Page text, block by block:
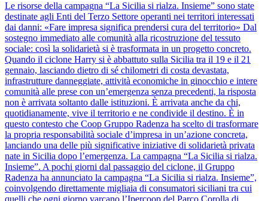
Le risorse della campagna “La Sicilia si rialza. Insieme” sono state
destinate agli Enti del Terzo Settore operanti nei territori interessati
dai danni: «Fare impresa significa prendersi cura del territorio» Dal
sostegno immediato alle comunità alla ricostruzione del tessuto
sociale: così la solidarietà si è trasformata in un progetto concreto.
Quando il ciclone Harry si è abbattuto sulla Sicilia tra il 19 e il 21
gennaio, lasciando dietro di sé chilometri di costa devastata,
infrastrutture danneggiate, attività economiche in ginocchio e intere
comunità alle prese con un’emergenza senza precedenti, la risposta
non è arrivata soltanto dalle istituzioni. È arrivata anche da chi,
quotidianamente, vive il territorio e ne condivide il destino. È in
questo contesto che Coop Gruppo Radenza ha scelto di trasformare
la propria responsabilità sociale d’impresa in un’azione concreta,
lanciando una delle più significative iniziative di solidarietà privata
nate in Sicilia dopo l’emergenza. La campagna “La Sicilia si rialza.
Insieme”. A pochi giorni dal passaggio del ciclone, il Gruppo
Radenza ha annunciato la campagna “La Sicilia si rialza. Insieme”,
coinvolgendo direttamente migliaia di consumatori siciliani tra cui